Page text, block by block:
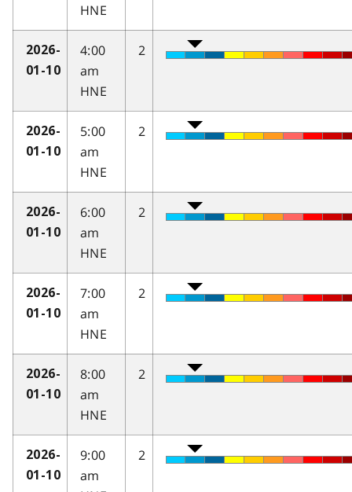
HNE
2026-
01-10
4:00
am
HNE
2
2026-
01-10
5:00
am
HNE
2
2026-
01-10
6:00
am
HNE
2
2026-
01-10
7:00
am
HNE
2
2026-
01-10
8:00
am
HNE
2
2026-
01-10
9:00
am
2